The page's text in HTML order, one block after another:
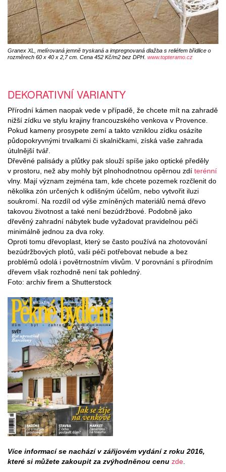
Granex XL, melírovaná jemně tryskaná a impregnovaná dlažba s reliéfem břidlice o
rozměrech 60 x 40 x 2,7 cm. Cena 452 Kč/m2 bez DPH. www.topteramo.cz
DEKORATIVNÍ VARIANTY
Přírodní kámen naopak vede v případě, že chcete mít na zahradě
nižší zídku ve stylu krajiny francouzského venkova v Provence.
Pokud kameny prosypete zemí a takto vzniklou zídku osázíte
půdopokryvnými trvalkami či skalničkami, získá vaše zahrada
útulnější tvář.
Dřevěné palisády a plůtky pak slouží spíše jako optické předěly
v prostoru, než aby mohly být plnohodnotnou opěrnou zdí terénní
vlny. Mají význam zejména tam, kde chcete pozemek rozčlenit do
několika zón určených k odlišným účelům, nebo vytvořit iluzi
soukromí. Na rozdíl od výše zmíněných materiálů nemá dřevo
takovou životnost a také není bezúdržbové. Podobně jako
dřevěný zahradní nábytek bude vyžadovat pravidelnou péči
minimálně jednou za dva roky.
Oproti tomu dřevoplast, který se často používá na zhotovování
bezúdržbových plotů, vaši péči potřebovat nebude a bez
problémů odolá i povětrnostním vlivům. V porovnání s přírodním
dřevem však rozhodně není tak pohledný.
Foto: archiv firem a Shutterstock
Více informací se nachází v zářijovém vydání z roku 2016,
které si můžete zakoupit za zvýhodněnou cenu zde.